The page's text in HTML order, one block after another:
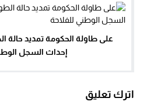
على طاولة الحكومة تمديد حالة
إحداث السجل
اترك تعليق